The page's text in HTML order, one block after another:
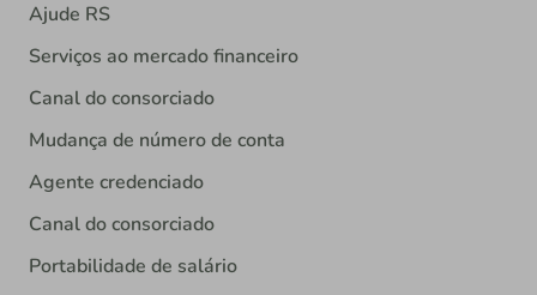
Ajude RS
Serviços ao mercado financeiro
Canal do consorciado
Mudança de número de conta
Agente credenciado
Canal do consorciado
Portabilidade de salário